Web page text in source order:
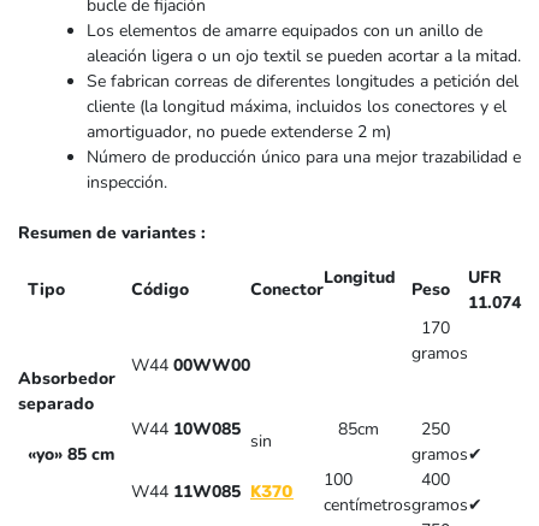
bucle de fijación
Los elementos de amarre equipados con un anillo de
aleación ligera o un ojo textil se pueden acortar a la mitad.
Se fabrican correas de diferentes longitudes a petición del
cliente (la longitud máxima, incluidos los conectores y el
amortiguador, no puede extenderse 2 m)
Número de producción único para una mejor trazabilidad e
inspección.
Resumen de variantes :
Tipo Código Conector
Longitud
Peso
UFR
11.074
Absorbedor
separado
W44 00WW00
170
gramos
«yo» 85 cm
W44 10W085
sin
85cm
250
gramos✔
W44 11W085 K370
100
centímetros
400
gramos✔